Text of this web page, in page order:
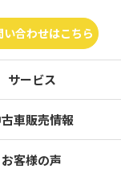
い合わせはこちら
サービス
車販売情報
お客様の声